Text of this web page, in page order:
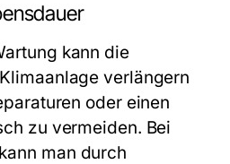
kann die
verlängern
oder einen
zu vermeiden. Bei
man durch